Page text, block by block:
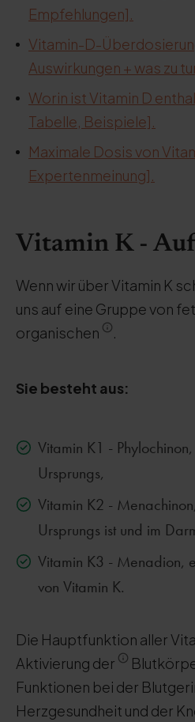
Empfehlungen].
Vitamin-D-
Auswirkungen + was zu
Worin ist Vitamin D
Tabelle, Beispiele].
Maximale Dosis von
Expertenmeinung].
Vitamin K -
Wenn wir über Vitamin K
uns auf eine Gruppe von
organischen
.
Sie besteht aus:
Vitamin K1 -
Ursprungs,
Vitamin K2 -
Ursprungs ist und im
Vitamin K3 - Menadion,
von Vitamin K.
Die Hauptfunktion aller
Aktivierung der
Funktionen bei der
Herzgesundheit und der